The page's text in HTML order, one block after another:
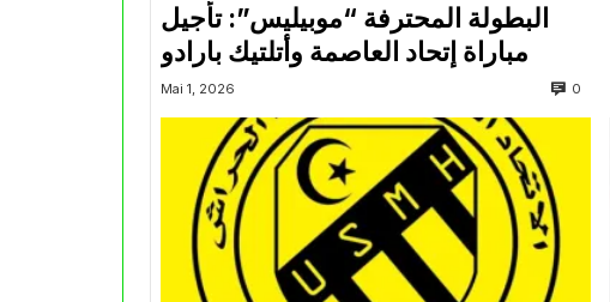
البطولة المحترفة “موبيليس”: تأجيل
مباراة إتحاد العاصمة وأتلتيك بارادو
Mai 1, 2026 0